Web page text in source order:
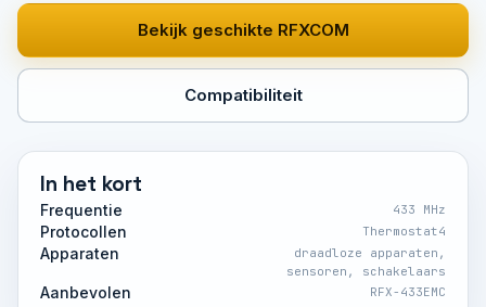
Bekijk geschikte RFXCOM
Compatibiliteit
In het kort
Frequentie 433 MHz
Protocollen Thermostat4
Apparaten
draadloze apparaten,
sensoren, schakelaars
Aanbevolen RFX-433EMC